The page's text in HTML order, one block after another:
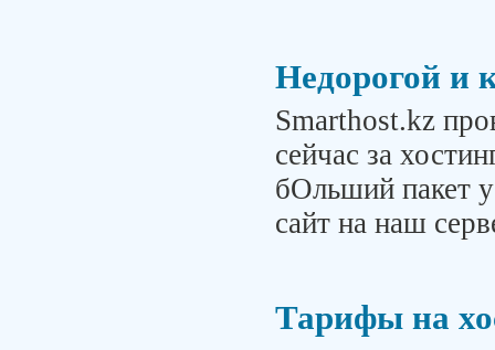
Недорогой и
Smarthost.kz
сейчас за
бОльший пакет
сайт на наш
Тарифы на